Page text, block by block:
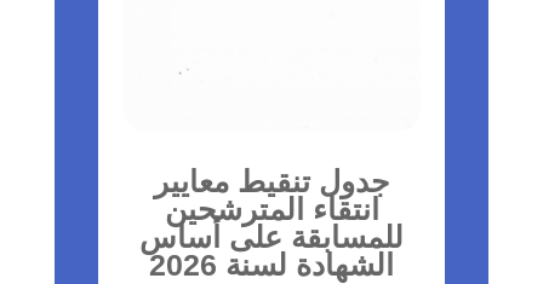
جدول تنقيط معايير
انتقاء المترشحين
للمسابقة على أساس
الشهادة لسنة 2026